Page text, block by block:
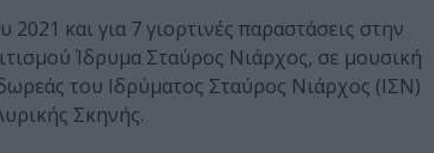
και για 7 γιορτινές παραστάσεις στην
Ίδρυμα Σταύρος Νιάρχος, σε μουσική
του Ιδρύματος Σταύρος Νιάρχος (ΙΣΝ)
Σκηνής.